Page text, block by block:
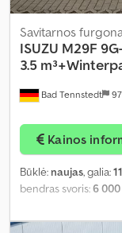
Bad Tennstedt
Savitarnos
ISUZU M29F
3.5
Kainos
Būklė: naujas, galia:
bendras svoris:6
ABS,
(ESP), oro